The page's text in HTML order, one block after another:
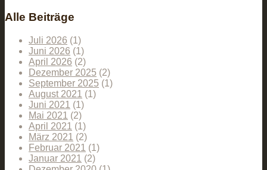
Alle Beiträge
Juli 2026 (1)
Juni 2026 (1)
April 2026 (2)
Dezember 2025 (2)
September 2025 (1)
August 2021 (1)
Juni 2021 (1)
Mai 2021 (2)
April 2021 (1)
März 2021 (2)
Februar 2021 (1)
Januar 2021 (2)